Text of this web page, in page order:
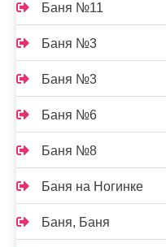
Баня №11
Баня №3
Баня №3
Баня №6
Баня №8
Баня на Ногинке
Баня, Баня